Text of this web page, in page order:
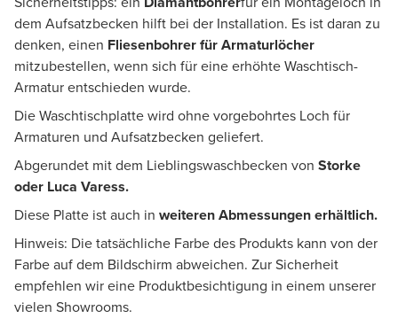
dem Aufsatzbecken hilft bei der Installation. Es ist daran zu
denken, einen Fliesenbohrer für Armaturlöcher
mitzubestellen, wenn sich für eine erhöhte Waschtisch-
Armatur entschieden wurde.
Die Waschtischplatte wird ohne vorgebohrtes Loch für
Armaturen und Aufsatzbecken geliefert.
Abgerundet mit dem Lieblingswaschbecken von Storke
oder Luca Varess.
Diese Platte ist auch in weiteren Abmessungen erhältlich.
Hinweis: Die tatsächliche Farbe des Produkts kann von der
Farbe auf dem Bildschirm abweichen. Zur Sicherheit
empfehlen wir eine Produktbesichtigung in einem unserer
vielen Showrooms.